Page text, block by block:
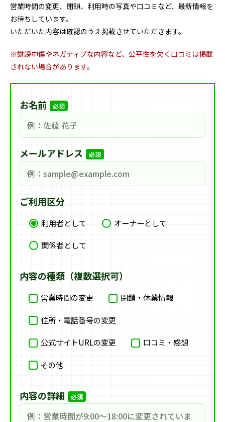
営業時間の変更、閉鎖、利用時の写真や口コミなど、最新情報を
お待ちしています。
いただいた内容は確認のうえ掲載させていただきます。
※誹謗中傷やネガティブな内容など、公平性を欠く口コミは掲載
されない場合があります。
お名前 必須
メールアドレス 必須
ご利用区分
利用者として
オーナーとして
関係者として
内容の種類（複数選択可）
営業時間の変更 閉鎖・休業情報
住所・電話番号の変更
公式サイトURLの変更 口コミ・感想
その他
内容の詳細 必須